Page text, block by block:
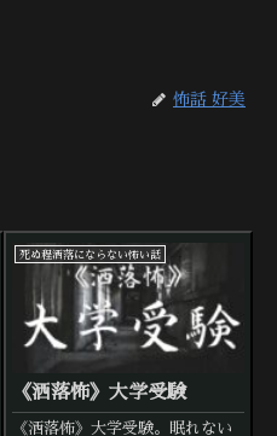
怖話 好美
死ぬ程洒落にならない怖い話
《洒落怖》大学受験
《洒落怖》大学受験。眠れない